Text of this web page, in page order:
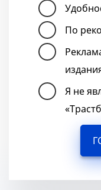
По
Я не